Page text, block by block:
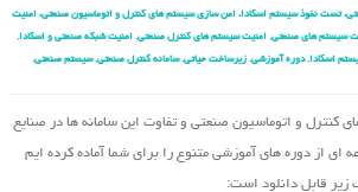
تست نفوذ سیستم اسکادا، امن سازی سیستم های کنترل و اتوماسیون صنعتی، امنیت
سیستم های صنعتی, امنیت سیستم های کنترل صنعتی, امنیت شبکه صنعتی و اسکادا,
اسکادا,دوره آموزشی, زیرساخت حیاتی,سامانه‌ کنترل صنعتی,سیستم صنعتی,
کنترل و اتوماسیون صنعتی و تفاوت این سامانه ها در صنایع
ای از دوره های آموزشی متنوع را برای شما آماده کرده ایم
زیر قابل دانلود است: